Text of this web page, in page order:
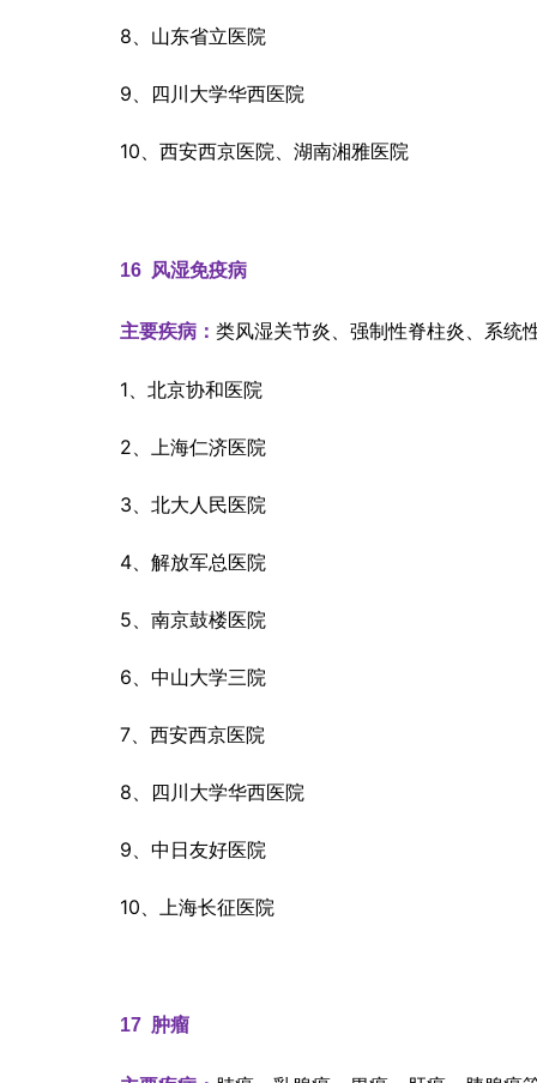
8、山东省立医院
9、四川大学华西医院
10、西安西京医院、湖南湘雅医院
16 风湿免疫病
主要疾病： 类风湿关节炎、强制性脊柱炎、系统
1、北京协和医院
2、上海仁济医院
3、北大人民医院
4、解放军总医院
5、南京鼓楼医院
6、中山大学三院
7、西安西京医院
8、四川大学华西医院
9、中日友好医院
10、上海长征医院
17 肿瘤